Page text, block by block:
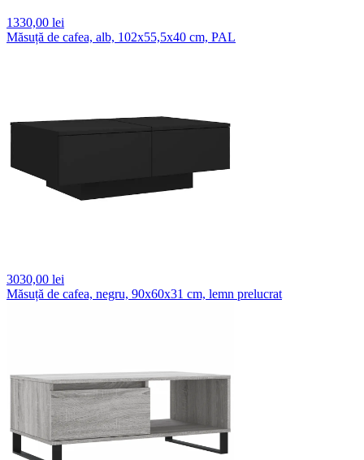
1330,00 lei
Măsuță de cafea, alb, 102x55,5x40 cm, PAL
3030,00 lei
Măsuță de cafea, negru, 90x60x31 cm, lemn prelucrat